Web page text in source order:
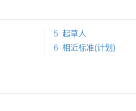
5 起草人
6 相近标准(计划)